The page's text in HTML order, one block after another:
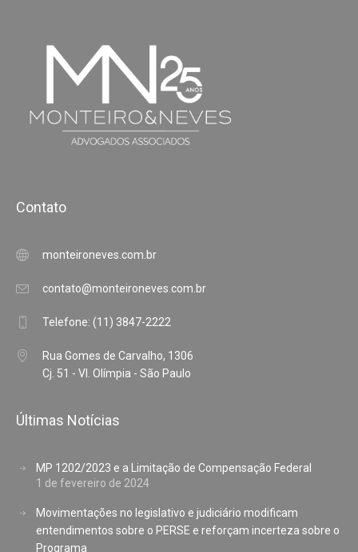
Contato
monteironeves.com.br
contato@monteironeves.com.br
Telefone: (11) 3847-2222
Rua Gomes de Carvalho, 1306
Cj. 51 - Vl. Olímpia - São Paulo
Últimas Notícias
MP 1202/2023 e a Limitação de Compensação Federal
1 de fevereiro de 2024
Movimentações no legislativo e judiciário modificam
entendimentos sobre o PERSE e reforçam incerteza sobre o
Programa